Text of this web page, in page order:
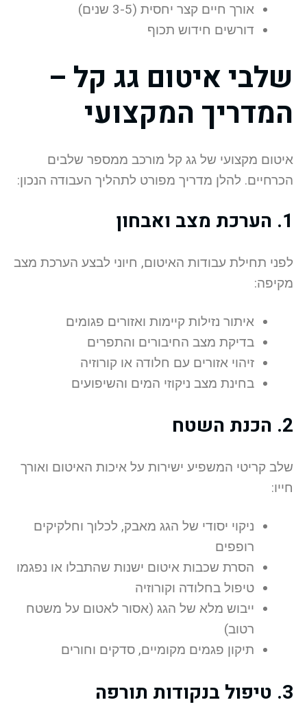
אורך חיים קצר יחסית (3-5 שנים)
דורשים חידוש תכוף
שלבי איטום גג קל –
המדריך המקצועי
איטום מקצועי של גג קל מורכב ממספר שלבים
הכרחיים. להלן מדריך מפורט לתהליך העבודה הנכון:
1. הערכת מצב ואבחון
לפני תחילת עבודות האיטום, חיוני לבצע הערכת מצב
מקיפה:
איתור נזילות קיימות ואזורים פגומים
בדיקת מצב החיבורים והתפרים
זיהוי אזורים עם חלודה או קורוזיה
בחינת מצב ניקוזי המים והשיפועים
2. הכנת השטח
שלב קריטי המשפיע ישירות על איכות האיטום ואורך
חייו:
ניקוי יסודי של הגג מאבק, לכלוך וחלקיקים
רופפים
הסרת שכבות איטום ישנות שהתבלו או נפגמו
טיפול בחלודה וקורוזיה
ייבוש מלא של הגג (אסור לאטום על משטח
רטוב)
תיקון פגמים מקומיים, סדקים וחורים
3. טיפול בנקודות תורפה